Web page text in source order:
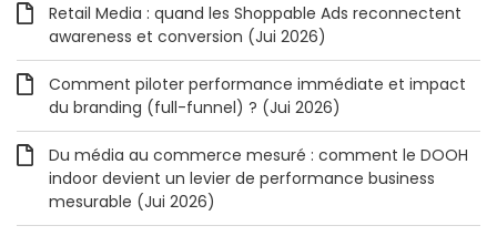
Retail Media : quand les Shoppable Ads reconnectent
awareness et conversion (Jui 2026)
Comment piloter performance immédiate et impact
du branding (full-funnel) ? (Jui 2026)
Du média au commerce mesuré : comment le DOOH
indoor devient un levier de performance business
mesurable (Jui 2026)